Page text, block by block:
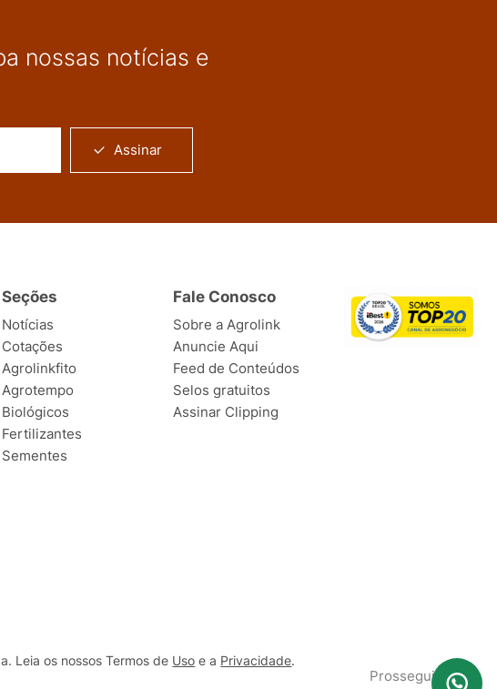
nossas notícias e
Assinar
Seções
Notícias
Cotações
Agrolinkfito
Agrotempo
Biológicos
Fertilizantes
Sementes
Fale Conosco
Sobre a Agrolink
Anuncie Aqui
Feed de Conteúdos
Selos gratuitos
Assinar Clipping
Leia os nossos Termos de Uso e a Privacidade.
Prosseguir